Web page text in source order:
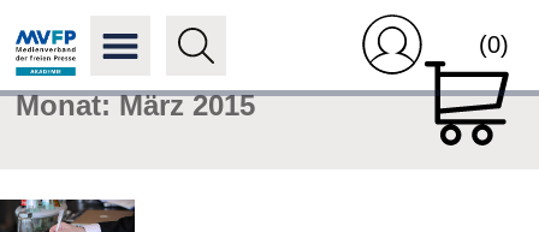
(0)
Monat:März 2015